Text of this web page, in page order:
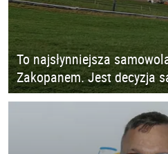
To najsłynniejsza
Zakopanem. Jest decyzja